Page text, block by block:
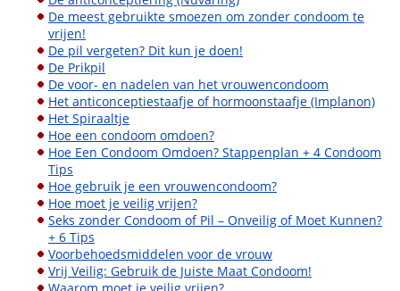
De meest gebruikte smoezen om zonder condoom te
vrijen!
De pil vergeten? Dit kun je doen!
De Prikpil
De voor- en nadelen van het vrouwencondoom
Het anticonceptiestaafje of hormoonstaafje (Implanon)
Het Spiraaltje
Hoe een condoom omdoen?
Hoe Een Condoom Omdoen? Stappenplan + 4 Condoom
Tips
Hoe gebruik je een vrouwencondoom?
Hoe moet je veilig vrijen?
Seks zonder Condoom of Pil – Onveilig of Moet Kunnen?
+ 6 Tips
Voorbehoedsmiddelen voor de vrouw
Vrij Veilig: Gebruik de Juiste Maat Condoom!